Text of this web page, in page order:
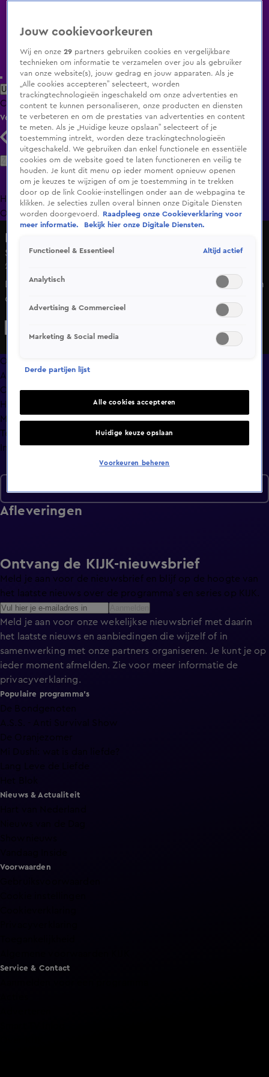
Uitzending Gemist Populaire programma's Zenders Genres
ClipsFilmsRadioSmart TV inlogShop
Volg KIJK
Zoeken
HomeUitzending Gemist Programma's De Bondgenoten
OranjezomerLivestreamsShop
Seizoen 2, aflevering 69
23 jan 2025, 19:31
De Knock Outs gaan van start. Welk team gaat strijden om
die 100.000 euro?
Overzicht
Afleveringen
Clips
Hoe is het nu met?
Macdate met Nick Eshuis
Terugblik
Info
Afleveringen
Ontvang de KIJK-nieuwsbrief
Meld je aan voor de nieuwsbrief en blijf op de hoogte van
het laatste nieuws over de programma’s en series op KIJK.
Meld je aan voor onze wekelijkse nieuwsbrief met daarin
het laatste nieuws en aanbiedingen die wijzelf of in
samenwerking met onze partners organiseren. Je kunt je op
ieder moment afmelden. Zie voor meer informatie de
privacyverklaring.
Populaire programma's
De Bondgenoten
A.S.S. - Anti Survival Show
De Oranjezomer
Mi Dushi: wat is dan liefde?
Nieuws & Actualiteit
Voorwaarden
Service & Contact
Jouw cookievoorkeuren
Wij en onze29 partners gebruiken cookies en vergelijkbare
technieken om informatie te verzamelen over jou als gebruiker
van onze website(s), jouw gedrag en jouw apparaten. Als je
„Alle cookies accepteren” selecteert, worden
trackingtechnologieën ingeschakeld om onze advertenties en
content te kunnen personaliseren, onze producten en diensten
te verbeteren en om de prestaties van advertenties en content
te meten. Als je „Huidige keuze opslaan” selecteert of je
toestemming intrekt, worden deze trackingtechnologieën
uitgeschakeld. We gebruiken dan enkel functionele en essentiële
cookies om de website goed te laten functioneren en veilig te
houden. Je kunt dit menu op ieder moment opnieuw openen
om je keuzes te wijzigen of om je toestemming in te trekken
door op de link Cookie-instellingen onder aan de webpagina te
klikken. Je selecties zullen overal binnen onze Digitale Diensten
worden doorgevoerd.
Raadpleeg onze Cookieverklaring voor
meer informatie.
Bekijk hier onze Digitale Diensten.
Functioneel & Essentieel Altijd actief
Analytisch
Advertising & Commercieel
Marketing & Social media
Derde partijen lijst
Alle cookies accepteren
Huidige keuze opslaan
Voorkeuren beheren